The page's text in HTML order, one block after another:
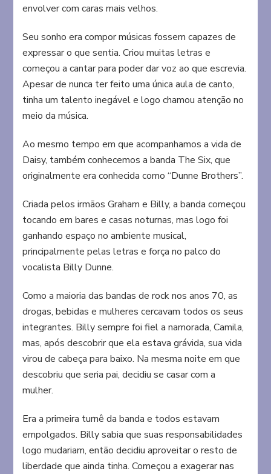
envolver com caras mais velhos.
Seu sonho era compor músicas fossem capazes de
expressar o que sentia. Criou muitas letras e
começou a cantar para poder dar voz ao que escrevia.
Apesar de nunca ter feito uma única aula de canto,
tinha um talento inegável e logo chamou atenção no
meio da música.
Ao mesmo tempo em que acompanhamos a vida de
Daisy, também conhecemos a banda The Six, que
originalmente era conhecida como “Dunne Brothers”.
Criada pelos irmãos Graham e Billy, a banda começou
tocando em bares e casas noturnas, mas logo foi
ganhando espaço no ambiente musical,
principalmente pelas letras e força no palco do
vocalista Billy Dunne.
Como a maioria das bandas de rock nos anos 70, as
drogas, bebidas e mulheres cercavam todos os seus
integrantes. Billy sempre foi fiel a namorada, Camila,
mas, após descobrir que ela estava grávida, sua vida
virou de cabeça para baixo. Na mesma noite em que
descobriu que seria pai, decidiu se casar com a
mulher.
Era a primeira turnê da banda e todos estavam
empolgados. Billy sabia que suas responsabilidades
logo mudariam, então decidiu aproveitar o resto de
liberdade que ainda tinha. Começou a exagerar nas